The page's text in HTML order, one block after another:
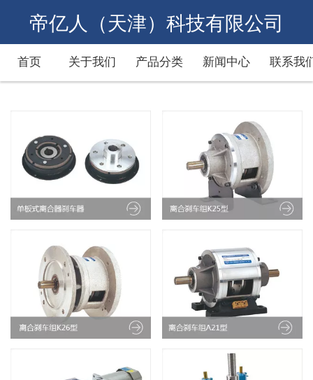
帝亿人（天津）科技有限公司
首页 关于我们 产品分类 新闻中心 联系我